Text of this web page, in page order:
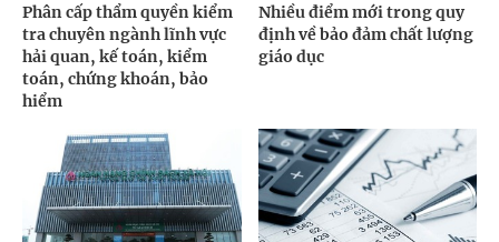
Phân cấp thẩm quyền kiểm
tra chuyên ngành lĩnh vực
hải quan, kế toán, kiểm
toán, chứng khoán, bảo
hiểm
Nhiều điểm mới trong quy
định về bảo đảm chất lượng
giáo dục